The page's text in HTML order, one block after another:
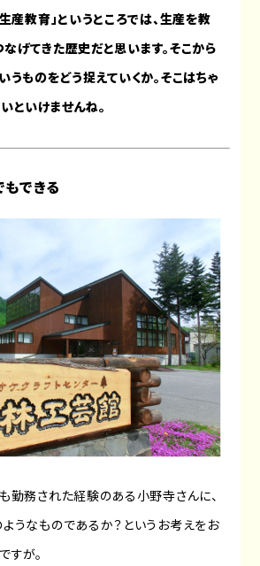
生産教育」というところでは、生産を教
げてきた歴史だと思います。そこから
うものをどう捉えていくか。そこはちゃ
といけませんね。
できる
勤務された経験のある小野寺さんに、
うなものであるか？というお考えをお
すが。